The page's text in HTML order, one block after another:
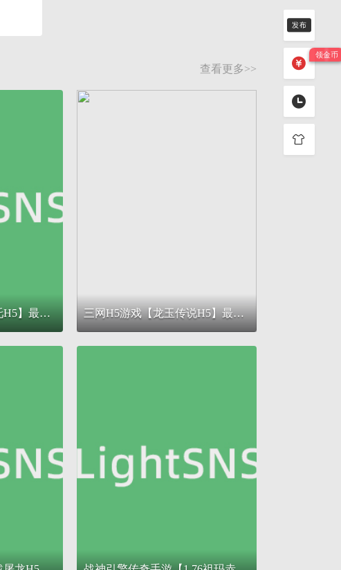
查看更多>>
三网H5游戏【仙迹哪吒H5】最新整理单机一键即玩镜像服务端+Linux手工服务端+GM后台+详细搭建教程 三网H5游戏【龙玉传说H5】最新整理Linux手工服务端+GM后台+CKD后台+详细搭建教程